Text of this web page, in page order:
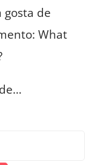
gosta de
What